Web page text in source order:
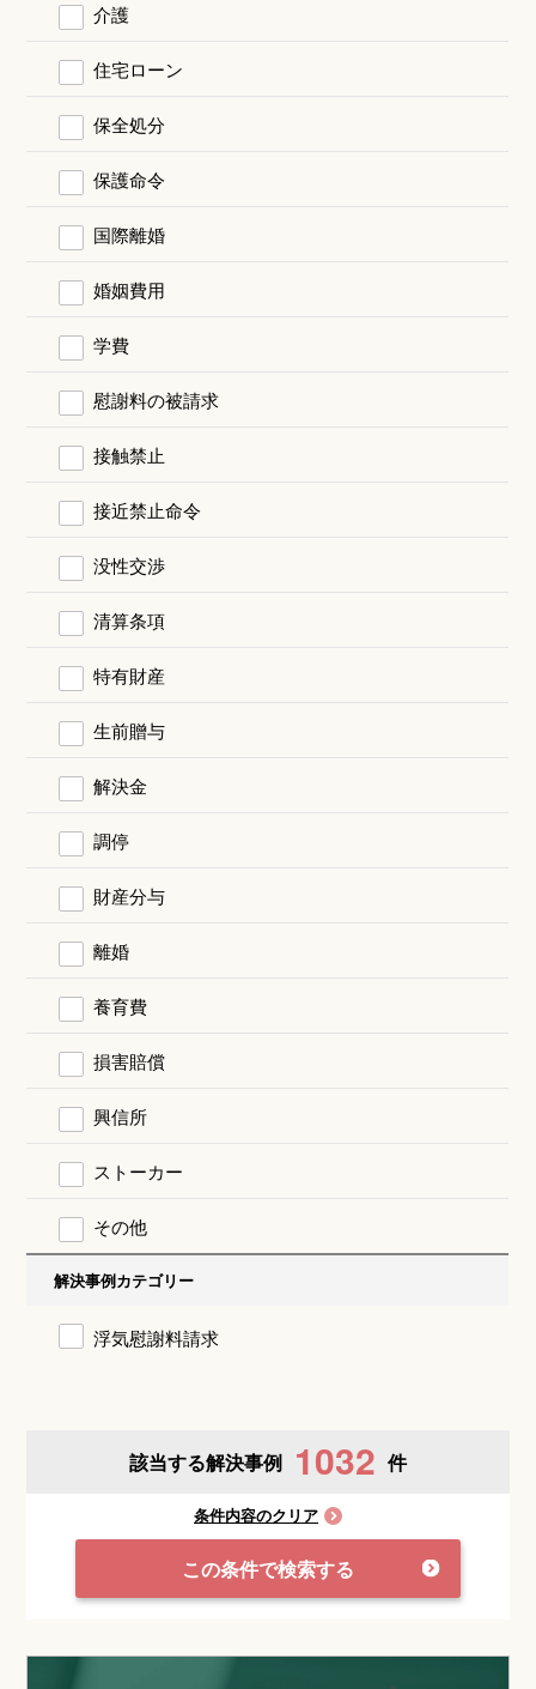
介護
住宅ローン
保全処分
保護命令
国際離婚
婚姻費用
学費
慰謝料の被請求
接触禁止
接近禁止命令
没性交渉
清算条項
特有財産
生前贈与
解決金
調停
財産分与
離婚
養育費
損害賠償
興信所
ストーカー
その他
解決事例カテゴリー
浮気慰謝料請求
該当する解決事例 1032 件
条件内容のクリア
この条件で検索する